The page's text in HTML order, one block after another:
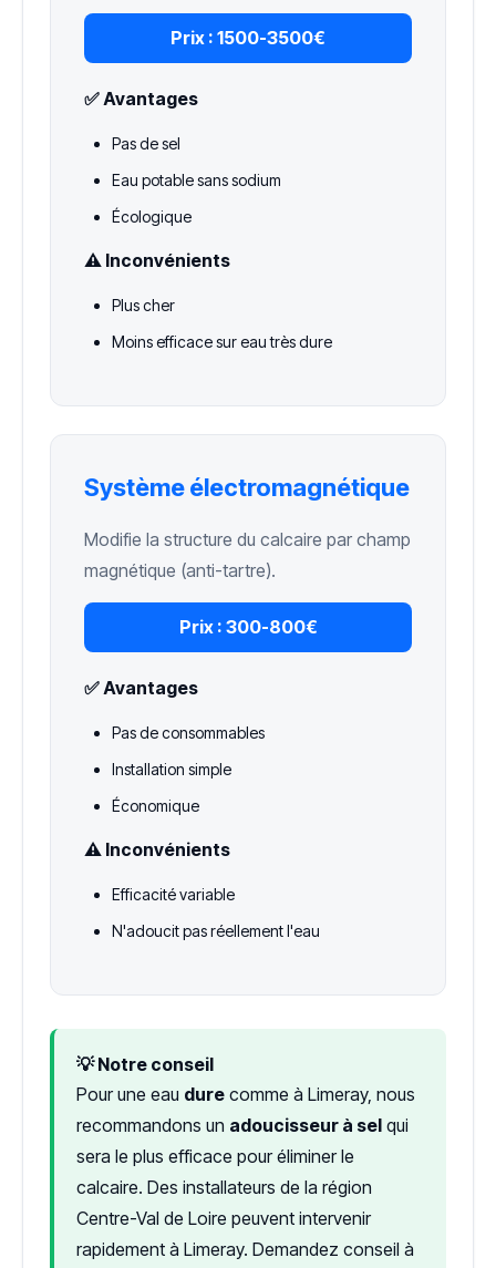
Prix : 1500-3500€
✅ Avantages
Pas de sel
Eau potable sans sodium
Écologique
⚠️ Inconvénients
Plus cher
Moins efficace sur eau très dure
Système électromagnétique
Modifie la structure du calcaire par champ
magnétique (anti-tartre).
Prix : 300-800€
✅ Avantages
Pas de consommables
Installation simple
Économique
⚠️ Inconvénients
Efficacité variable
N'adoucit pas réellement l'eau
💡 Notre conseil
Pour une eau dure comme à Limeray, nous
recommandons un adoucisseur à sel qui
sera le plus efficace pour éliminer le
calcaire. Des installateurs de la région
Centre-Val de Loire peuvent intervenir
rapidement à Limeray. Demandez conseil à